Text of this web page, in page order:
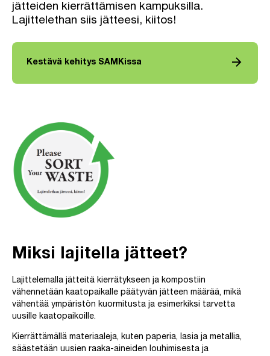
jätteiden kierrättämisen kampuksilla.
Lajittelethan siis jätteesi, kiitos!
Kestävä kehitys SAMKissa arrow_forward
Miksi lajitella jätteet?
Lajittelemalla jätteitä kierrätykseen ja kompostiin
vähennetään kaatopaikalle päätyvän jätteen määrää, mikä
vähentää ympäristön kuormitusta ja esimerkiksi tarvetta
uusille kaatopaikoille.
Kierrättämällä materiaaleja, kuten paperia, lasia ja metallia,
säästetään uusien raaka-aineiden louhimisesta ja